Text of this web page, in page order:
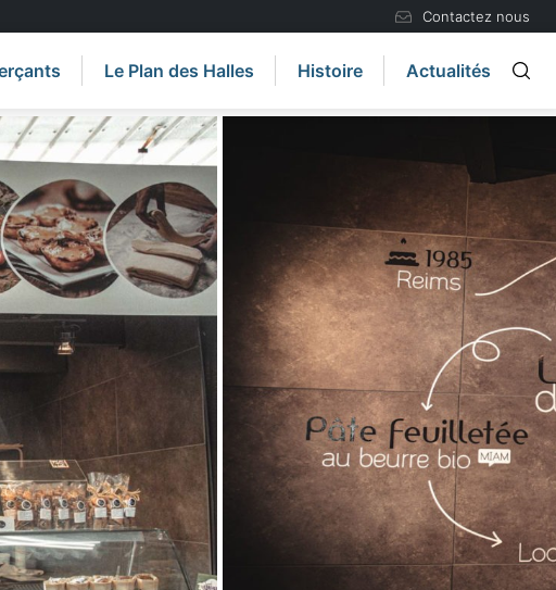
Contactez nous
Le Plan des Halles Histoire Actualités